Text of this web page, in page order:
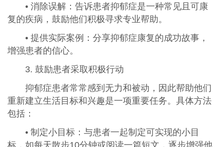
• 消除误解：告诉患者抑郁症是一种常见且可康
复的疾病，鼓励他们积极寻求专业帮助。
• 提供实际案例：分享抑郁症康复的成功故事，
增强患者的信心。
3. 鼓励患者采取积极行动
抑郁症患者常常感到无力和被动，因此帮助他们
重新建立生活目标和兴趣是一项重要任务。具体方法
包括：
• 制定小目标：与患者一起制定可实现的小目
标，如每天散步10分钟或阅读一篇短文，逐步增强他